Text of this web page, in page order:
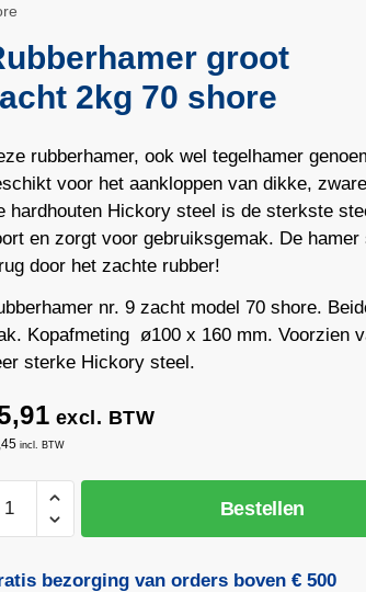
groot
2kg 70 shore
rubberhamer, ook wel tegelhamer
voor het aankloppen van dikke,
hardhouten Hickory steel is de sterkste
en zorgt voor gebruiksgemak. De hamer
door het zachte rubber!
nr. 9 zacht model 70 shore.
Kopafmeting ø100 x 160 mm. Voorzien
sterke Hickory steel.
excl. BTW
incl. BTW
Bestellen
bezorging van orders boven € 500